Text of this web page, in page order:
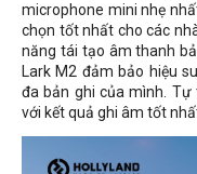
microphone mini nhẹ
chọn tốt nhất cho các
năng tái tạo âm thanh
Lark M2 đảm bảo hiệu
đa bản ghi của mình.
với kết quả ghi âm tốt